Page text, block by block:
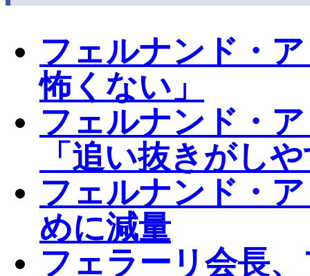
フェルナンド・
怖くない」
フェルナンド・
「追い抜きがし
フェルナンド・
めに減量
フェラーリ会長